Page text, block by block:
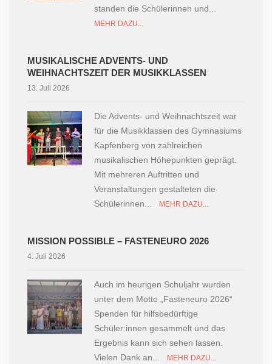
standen die Schülerinnen und...
MEHR DAZU...
MUSIKALISCHE ADVENTS- UND
WEIHNACHTSZEIT DER MUSIKKLASSEN
13. Juli 2026
Die Advents- und Weihnachtszeit war
für die Musikklassen des Gymnasiums
Kapfenberg von zahlreichen
musikalischen Höhepunkten geprägt.
Mit mehreren Auftritten und
Veranstaltungen gestalteten die
Schülerinnen...
MEHR DAZU...
MISSION POSSIBLE – FASTENEURO 2026
4. Juli 2026
Auch im heurigen Schuljahr wurden
unter dem Motto „Fasteneuro 2026“
Spenden für hilfsbedürftige
Schüler:innen gesammelt und das
Ergebnis kann sich sehen lassen.
Vielen Dank an...
MEHR DAZU...